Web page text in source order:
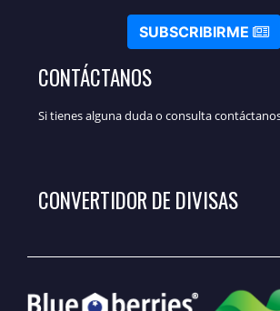
SUBSCRIBIRME
CONTÁCTANOS
Si tienes alguna duda o consulta
CONVERTIDOR DE DIVISAS